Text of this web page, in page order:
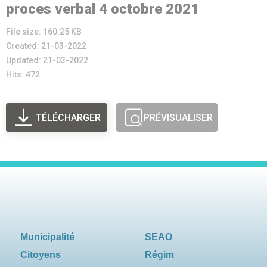
proces verbal 4 octobre 2021
File size: 160.25 KB
Created: 21-03-2022
Updated: 21-03-2022
Hits: 472
TÉLÉCHARGER PRÉVISUALISER
Municipalité
Citoyens
SEAO
Régim